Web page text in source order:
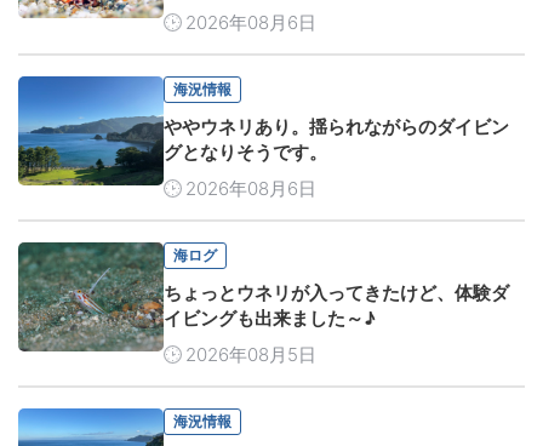
2026年08月6日
海況情報
ややウネリあり。揺られながらのダイビン
グとなりそうです。
2026年08月6日
海ログ
ちょっとウネリが入ってきたけど、体験ダ
イビングも出来ました～♪
2026年08月5日
海況情報